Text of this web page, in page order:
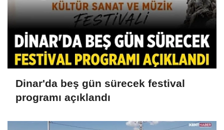
Dinar'da beş gün sürecek festival
programı açıklandı